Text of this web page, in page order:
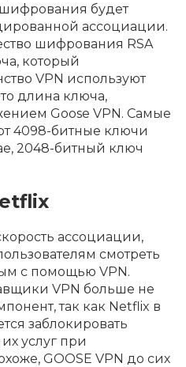
будет
ассоциации.
шифрования RSA
который
VPN используют
длина ключа,
Goose VPN. Самые
4098-битные ключи
2048-битный ключ
ассоциации,
смотреть
с помощью VPN.
VPN больше не
так как Netflix в
заблокировать
услуг при
GOOSE VPN до сих